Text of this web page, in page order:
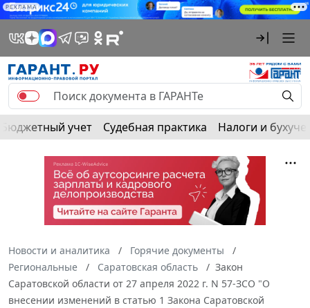
РЕКЛАМА
Бюджетный учет Судебная практика Налоги и
Новости и аналитика
Горячие документы
Региональные
Саратовская область
Закон
Саратовской области от 27 апреля 2022 г. N 57-ЗСО "О
внесении изменений в статью 1 Закона Саратовской